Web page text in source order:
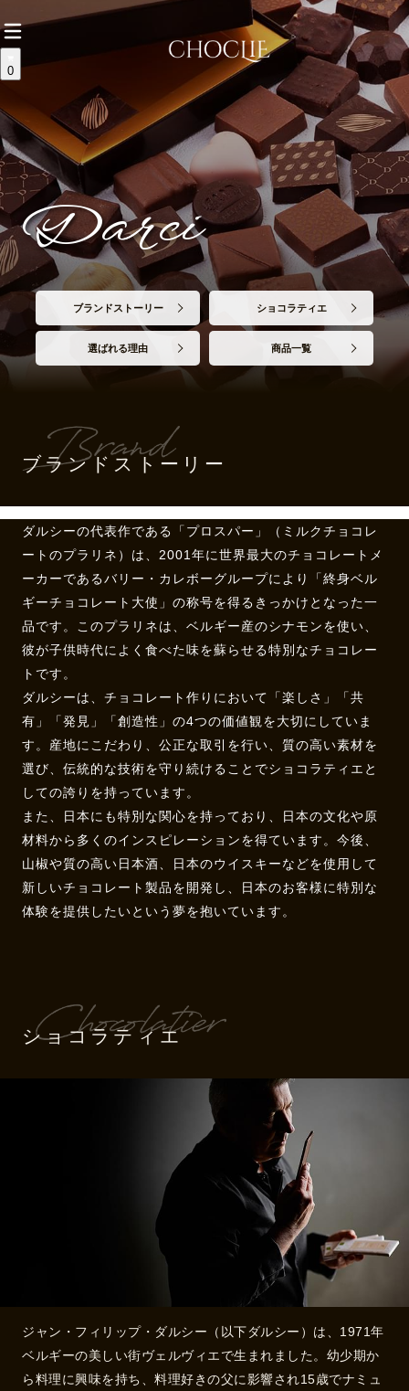
0
Darci
ブランドストーリー ショコラティエ
選ばれる理由 商品一覧
ブランドストーリー
ダルシーの代表作である「プロスパー」（ミルクチョコレ
ートのプラリネ）は、2001年に世界最大のチョコレートメ
ーカーであるバリー・カレボーグループにより「終身ベル
ギーチョコレート大使」の称号を得るきっかけとなった一
品です。このプラリネは、ベルギー産のシナモンを使い、
彼が子供時代によく食べた味を蘇らせる特別なチョコレー
トです。
ダルシーは、チョコレート作りにおいて「楽しさ」「共
有」「発見」「創造性」の4つの価値観を大切にしていま
す。産地にこだわり、公正な取引を行い、質の高い素材を
選び、伝統的な技術を守り続けることでショコラティエと
しての誇りを持っています。
また、日本にも特別な関心を持っており、日本の文化や原
材料から多くのインスピレーションを得ています。今後、
山椒や質の高い日本酒、日本のウイスキーなどを使用して
新しいチョコレート製品を開発し、日本のお客様に特別な
体験を提供したいという夢を抱いています。
ショコラティエ
ジャン・フィリップ・ダルシー（以下ダルシー）は、1971年
ベルギーの美しい街ヴェルヴィエで生まれました。幼少期か
ら料理に興味を持ち、料理好きの父に影響され15歳でナミュ